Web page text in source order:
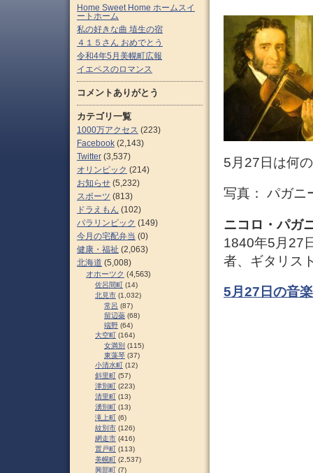
5月27日は何
写真： パガニ
ニコロ・パガ
1840年5月27
者、ギタリス
5月27日の音
Home Sweet Home ホームスイ
ートホーム
私の好きな曲 埴生の宿
４１５さん おめでとう
令和4年5月美幌町広報
イエペスのロマンス
コメントありがとう
カテゴリ一覧
1000万アクセス (223)
Facebook (2,143)
Twitter (3,537)
オリンピック (214)
お知らせ (5,232)
スポーツ (813)
ドラえもん (102)
パラリンピック (149)
今月の宅配弁当 (0)
健康・福祉 (2,063)
北海道 (5,008)
オホーツク (4,563)
佐呂間町 (14)
北見市 (1,032)
常呂 (87)
留辺蘂 (68)
端野 (64)
大空町 (164)
女満別 (115)
東藻琴 (37)
小清水町 (12)
斜里町 (57)
津別町 (223)
清里町 (13)
湧別町 (13)
滝上町 (6)
紋別市 (126)
網走市 (416)
置戸町 (113)
美幌町 (2,537)
興部町 (7)